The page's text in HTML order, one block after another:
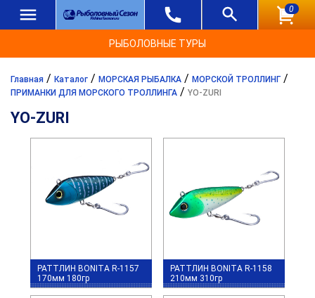
0
РЫБОЛОВНЫЕ ТУРЫ
Главная / Каталог / МОРСКАЯ РЫБАЛКА / МОРСКОЙ ТРОЛЛИНГ /
ПРИМАНКИ ДЛЯ МОРСКОГО ТРОЛЛИНГА / YO-ZURI
YO-ZURI
РАТТЛИН BONITA R-1157
170мм 180гр
РАТТЛИН BONITA R-1158
210мм 310гр